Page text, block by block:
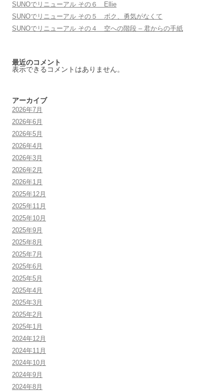
SUNOでリニューアル その６ Ellie
SUNOでリニューアル その５ ボク、勇気がなくて
SUNOでリニューアル その４ 空への階段 – 君からの手紙
最近のコメント
表示できるコメントはありません。
アーカイブ
2026年7月
2026年6月
2026年5月
2026年4月
2026年3月
2026年2月
2026年1月
2025年12月
2025年11月
2025年10月
2025年9月
2025年8月
2025年7月
2025年6月
2025年5月
2025年4月
2025年3月
2025年2月
2025年1月
2024年12月
2024年11月
2024年10月
2024年9月
2024年8月